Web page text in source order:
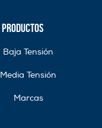
Productos
Baja Tensión
Media Tensión
Marcas